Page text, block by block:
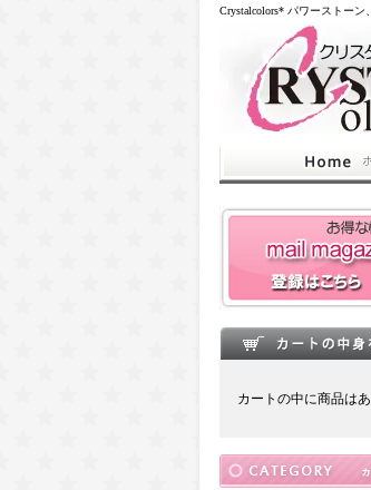
Crystalcolors* パワーストー
カートの中に商品は